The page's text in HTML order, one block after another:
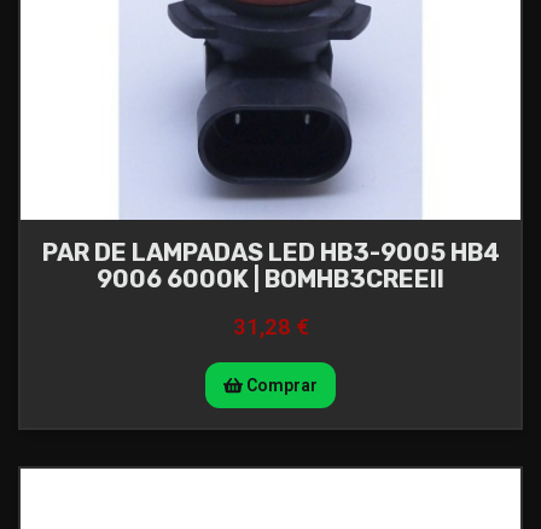
PAR DE LAMPADAS LED HB3-9005 HB4
9006 6000K | BOMHB3CREEII
31,28 €
Comprar